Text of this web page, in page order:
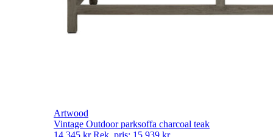
Artwood
Vintage Outdoor parksoffa charcoal teak
14 345 kr Rek. pris: 15 939 kr